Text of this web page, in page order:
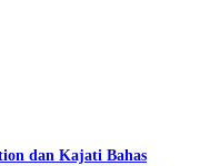
dan Kajati Bahas